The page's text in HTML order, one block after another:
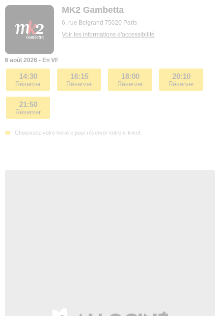
MK2 Gambetta
6, rue Belgrand 75020 Paris
Voir les informations d'accessibilité
6 août 2026 - En VF
14:30
Réserver
16:15
Réserver
18:00
Réserver
20:10
Réserver
21:50
Réserver
Choisissez votre horaire pour réserver votre e-ticket.